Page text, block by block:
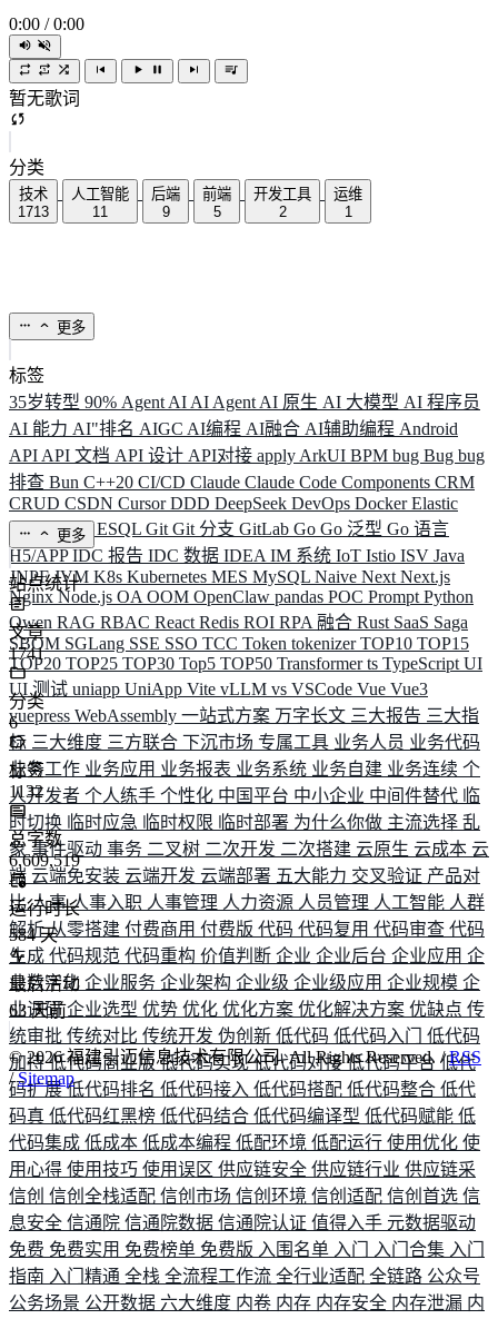
0:00 / 0:00
暂无歌词
分类
技术
1713
人工智能
11
后端
9
前端
5
开发工具
2
运维
1
更多
标签
35岁转型 90% AgentAIAI AgentAI 原生 AI 大模型 AI 程序员
AI 能力 AI"排名 AIGC AI编程 AI融合 AI辅助编程 Android
APIAPI 文档 API 设计 API对接 applyArkUI BPM bug Bug bug
排查 Bun C++20 CI/CD Claude Claude Code Components CRM
CRUD CSDN CursorDDD DeepSeek DevOps DockerElastic
ELK ElysiaESQL GitGit 分支 GitLab Go Go 泛型 Go 语言
H5/APPIDC 报告 IDC 数据 IDEAIM 系统 IoT Istio ISV Java
JNPFJVM K8s Kubernetes MES MySQL Naive NextNext.js
NginxNode.js OAOOM OpenClaw pandas POC PromptPython
Qwen RAG RBAC ReactRedis ROI RPA 融合 Rust SaaS Saga
SBOM SGLang SSE SSO TCC Token tokenizerTOP10 TOP15
TOP20 TOP25 TOP30 Top5 TOP50 Transformerts TypeScriptUI
UI 测试 uniapp UniApp Vite vLLM vs VSCode Vue Vue3
vuepress WebAssembly 一站式方案 万字长文 三大报告 三大指
标 三大维度 三方联合 下沉市场 专属工具 业务人员 业务代码
业务工作 业务应用 业务报表 业务系统 业务自建 业务连续 个
人开发者 个人练手 个性化 中国平台 中小企业 中间件替代 临
时切换 临时应急 临时权限 临时部署 为什么你做 主流选择 乱
象事件驱动 事务 二叉树 二次开发 二次搭建 云原生 云成本 云
端 云端免安装 云端开发 云端部署 五大能力 交叉验证 产品对
比人事人事入职 人事管理 人力资源 人员管理 人工智能 人群
解析从零搭建 付费商用 付费版 代码 代码复用 代码审查 代码
生成 代码规范 代码重构 价值判断 企业 企业后台 企业应用 企
业数字化 企业服务 企业架构 企业级 企业级应用 企业规模 企
业调研企业选型 优势 优化 优化方案 优化解决方案 优缺点 传
统审批 传统对比 传统开发 伪创新 低代码 低代码入门 低代码
加持低代码商业版低代码实现低代码对接低代码平台 低代
码扩展低代码排名 低代码接入 低代码搭配 低代码整合 低代
码真 低代码红黑榜 低代码结合 低代码编译型 低代码赋能 低
代码集成 低成本 低成本编程 低配环境 低配运行 使用优化 使
用心得 使用技巧 使用误区 供应链安全 供应链行业 供应链采
信创 信创全栈适配 信创市场 信创环境 信创适配 信创首选 信
息安全 信通院 信通院数据 信通院认证 值得入手 元数据驱动
免费 免费实用 免费榜单 免费版 入围名单 入门 入门合集 入门
指南 入门精通 全栈 全流程工作流 全行业适配 全链路 公众号
公务场景 公开数据 六大维度 内卷 内存 内存安全 内存泄漏 内
更多
站点统计
文章
1741
分类
6
标签
1132
总字数
6,609,519
运行时长
584 天
最后活动
63 天前
©2026福建引迈信息技术有限公司. All Rights Reserved. /RSS
/Sitemap